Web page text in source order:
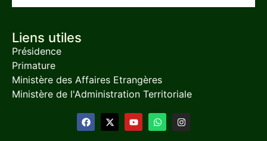
Liens utiles
Présidence
Primature
Ministère des Affaires Etrangères
Ministère de l'Administration Territoriale